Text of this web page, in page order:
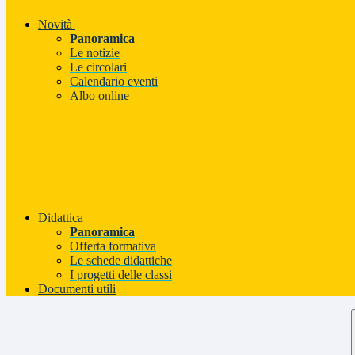
Novità
Panoramica
Le notizie
Le circolari
Calendario eventi
Albo online
Didattica
Panoramica
Offerta formativa
Le schede didattiche
I progetti delle classi
Documenti utili